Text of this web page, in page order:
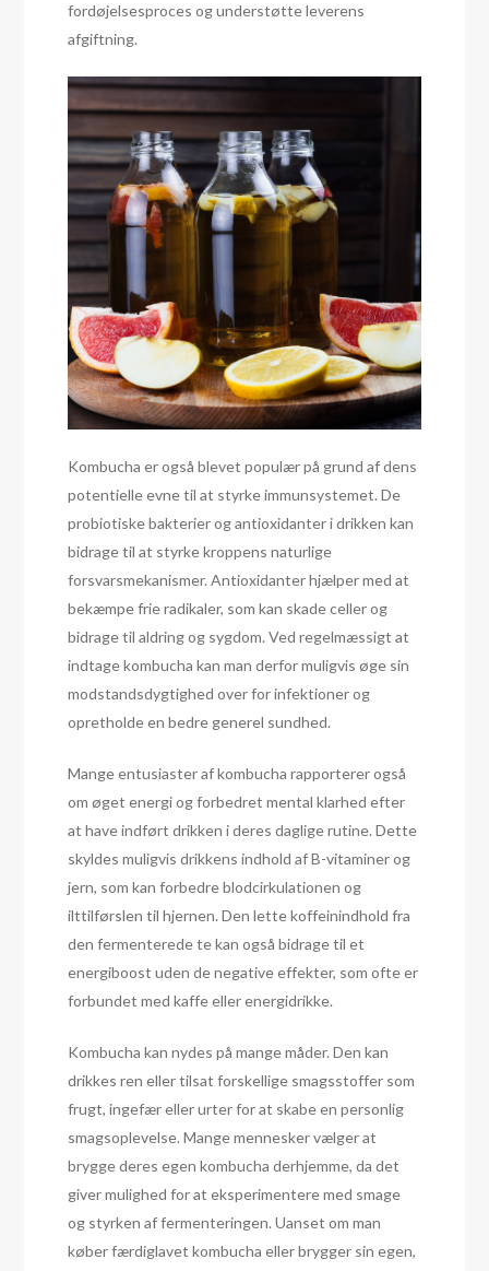
fordøjelsesproces og understøtte leverens
afgiftning.
Kombucha er også blevet populær på grund af dens
potentielle evne til at styrke immunsystemet. De
probiotiske bakterier og antioxidanter i drikken kan
bidrage til at styrke kroppens naturlige
forsvarsmekanismer. Antioxidanter hjælper med at
bekæmpe frie radikaler, som kan skade celler og
bidrage til aldring og sygdom. Ved regelmæssigt at
indtage kombucha kan man derfor muligvis øge sin
modstandsdygtighed over for infektioner og
opretholde en bedre generel sundhed.
Mange entusiaster af kombucha rapporterer også
om øget energi og forbedret mental klarhed efter
at have indført drikken i deres daglige rutine. Dette
skyldes muligvis drikkens indhold af B-vitaminer og
jern, som kan forbedre blodcirkulationen og
ilttilførslen til hjernen. Den lette koffeinindhold fra
den fermenterede te kan også bidrage til et
energiboost uden de negative effekter, som ofte er
forbundet med kaffe eller energidrikke.
Kombucha kan nydes på mange måder. Den kan
drikkes ren eller tilsat forskellige smagsstoffer som
frugt, ingefær eller urter for at skabe en personlig
smagsoplevelse. Mange mennesker vælger at
brygge deres egen kombucha derhjemme, da det
giver mulighed for at eksperimentere med smage
og styrken af fermenteringen. Uanset om man
køber færdiglavet kombucha eller brygger sin egen,